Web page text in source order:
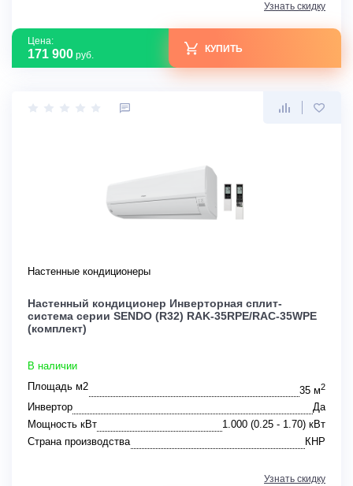
Узнать скидку
Цена:
171 900 руб.
КУПИТЬ
Настенные кондиционеры
Настенный кондиционер Инверторная сплит-
система серии SENDO (R32) RAK-35RPE/RAC-35WPE
(комплект)
В наличии
Площадь м2
35 м2
Инвертор
Да
Мощность кВт
1.000 (0.25 - 1.70) кВт
Страна производства
КНР
Узнать скидку